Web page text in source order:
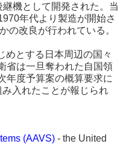
機として開発された。当
年代より製造が開始さ
の改良が行われている。
めとする日本周辺の国々
省は一旦奪われた自国領
年度予算案の概算要求に
入れたことが報じられ
(AAVS) - the United